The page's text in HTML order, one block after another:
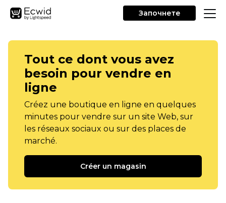
Започнете
Tout ce dont vous avez
besoin pour vendre en
ligne
Créez une boutique en ligne en quelques
minutes pour vendre sur un site Web, sur
les réseaux sociaux ou sur des places de
marché.
Créer un magasin